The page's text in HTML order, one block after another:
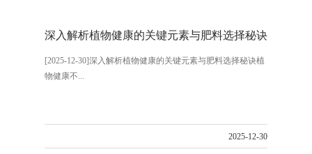
深入解析植物健康的关键元素与肥料选择秘诀
[2025-12-30]深入解析植物健康的关键元素与肥料选择秘诀植
物健康不...
2025-12-30